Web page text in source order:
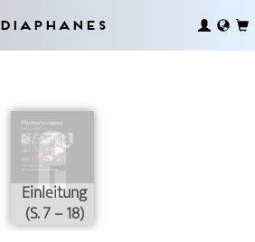
Diaphanes
Einleitung
(S. 7 – 18)